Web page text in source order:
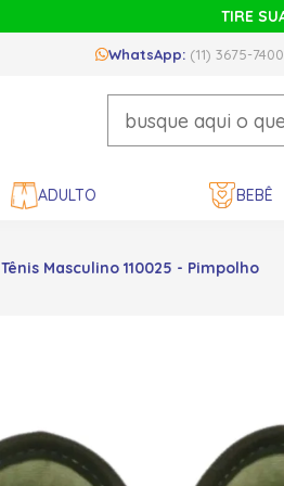
TIRE
WhatsApp: (11) 3675-7400
ADULTO BEBÊ
Tênis Masculino 110025 - Pimpolho